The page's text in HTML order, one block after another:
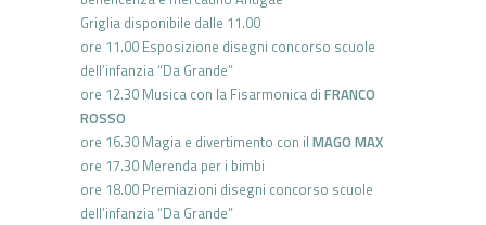
Griglia disponibile dalle 11.00
ore 11.00 Esposizione disegni concorso scuole
dell’infanzia “Da Grande”
ore 12.30 Musica con la Fisarmonica di FRANCO
ROSSO
ore 16.30 Magia e divertimento con il MAGO MAX
ore 17.30 Merenda per i bimbi
ore 18.00 Premiazioni disegni concorso scuole
dell’infanzia “Da Grande”